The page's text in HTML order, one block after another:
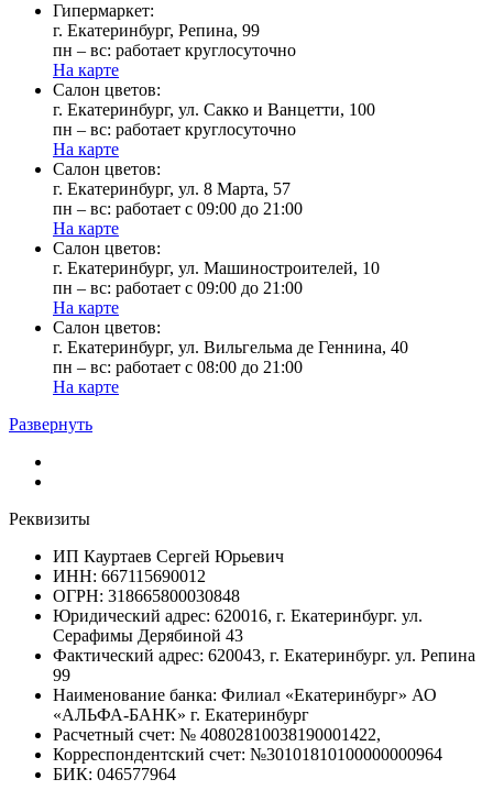
Гипермаркет:
г. Екатеринбург, Репина, 99
пн – вс: работает круглосуточно
На карте
Cалон цветов:
г. Екатеринбург, ул. Сакко и Ванцетти, 100
пн – вс: работает круглосуточно
На карте
Cалон цветов:
г. Екатеринбург, ул. 8 Марта, 57
пн – вс: работает с 09:00 до 21:00
На карте
Cалон цветов:
г. Екатеринбург, ул. Машиностроителей, 10
пн – вс: работает с 09:00 до 21:00
На карте
Cалон цветов:
г. Екатеринбург, ул. Вильгельма де Геннина, 40
пн – вс: работает с 08:00 до 21:00
На карте
Развернуть
Реквизиты
ИП Кауртаев Сергей Юрьевич
ИНН: 667115690012
ОГРН: 318665800030848
Юридический адрес: 620016, г. Екатеринбург. ул.
Серафимы Дерябиной 43
Фактический адрес: 620043, г. Екатеринбург. ул. Репина
99
Наименование банка: Филиал «Екатеринбург» АО
«АЛЬФА-БАНК» г. Екатеринбург
Расчетный счет: № 40802810038190001422,
Корреспондентский счет: №30101810100000000964
БИК: 046577964